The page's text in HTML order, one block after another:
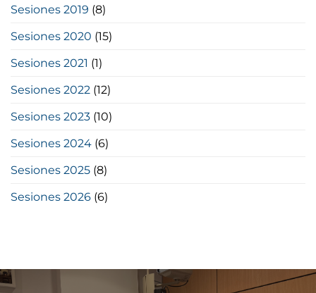
Sesiones 2019 (8)
Sesiones 2020 (15)
Sesiones 2021 (1)
Sesiones 2022 (12)
Sesiones 2023 (10)
Sesiones 2024 (6)
Sesiones 2025 (8)
Sesiones 2026 (6)